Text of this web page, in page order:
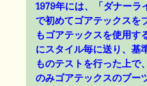
1979年には、「ダナーラ
で初めてゴアテックスを
もゴアテックスを使用す
にスタイル毎に送り、基
ものテストを行った上で
のみゴアテックスのブー